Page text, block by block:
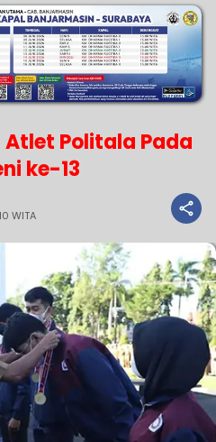
Politala Pada
ke-13
WITA